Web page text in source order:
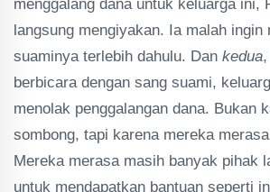
menggalang dana untuk keluarga ini,
langsung mengiyakan. Ia malah ingin
suaminya terlebih dahulu. Dan kedua
berbicara dengan sang suami,
menolak penggalangan dana. Bukan
sombong, tapi karena mereka
Mereka merasa masih banyak pihak
untuk mendapatkan bantuan seperti